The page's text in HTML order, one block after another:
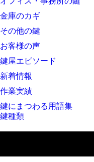
金庫のカギ
その他の鍵
お客様の声
鍵屋エピソード
新着情報
作業実績
鍵にまつわる用語集
鍵種類